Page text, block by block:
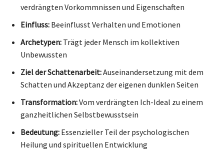
verdrängten Vorkommnissen und Eigenschaften
Einfluss: Beeinflusst Verhalten und Emotionen
Archetypen: Trägt jeder Mensch im kollektiven
Unbewussten
Ziel der Schattenarbeit:Auseinandersetzung mit dem
Schatten und Akzeptanz der eigenen dunklen Seiten
Transformation:Vom verdrängten Ich-Ideal zu einem
ganzheitlichen Selbstbewusstsein
Bedeutung: Essenzieller Teil der psychologischen
Heilung und spirituellen Entwicklung